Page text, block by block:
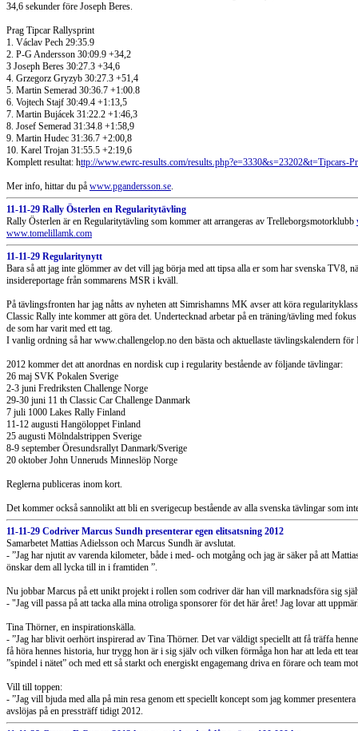
34,6 sekunder före Joseph Beres.
Prag Tipcar Rallysprint
1. Václav Pech 29:35.9
2. P-G Andersson 30:09.9 +34,2
3 Joseph Beres 30:27.3 +34,6
4. Grzegorz Gryzyb 30:27.3 +51,4
5. Martin Semerad 30:36.7 +1:00.8
6. Vojtech Stajf 30:49.4 +1:13,5
7. Martin Bujácek 31:22.2 +1:46,3
8. Josef Semerad 31:34.8 +1:58,9
9. Martin Hudec 31:36.7 +2:00,8
10. Karel Trojan 31:55.5 +2:19,6
Komplett resultat: http://www.ewrc-results.com/results.php?e=3330&s=23202&t=Tipcars-
Mer info, hittar du på www.pgandersson.se.
11-11-29 Rally Österlen en Regularitytävling
Rally Österlen är en Regularitytävling som kommer att arrangeras av Trelleborgsmotorklubb
www.tomelillamk.com
11-11-29 Regularitynytt
Bara så att jag inte glömmer av det vill jag börja med att tipsa alla er som har svenska TV8,
insidereportage från sommarens MSR i kväll.
På tävlingsfronten har jag nåtts av nyheten att Simrishamns MK avser att köra
Classic Rally inte kommer att göra det. Undertecknad arbetar på en träning/tävling med
de som har varit med ett tag.
I vanlig ordning så har www.challengelop.no den bästa och aktuellaste tävlingskalendern för
2012 kommer det att anordnas en nordisk cup i regularity bestående av följande tävlingar:
26 maj SVK Pokalen Sverige
2-3 juni Fredriksten Challenge Norge
29-30 juni 11 th Classic Car Challenge Danmark
7 juli 1000 Lakes Rally Finland
11-12 augusti Hangöloppet Finland
25 augusti Mölndalstrippen Sverige
8-9 september Öresundsrallyt Danmark/Sverige
20 oktober John Unneruds Minneslöp Norge
Reglerna publiceras inom kort.
Det kommer också sannolikt att bli en sverigecup bestående av alla svenska tävlingar som
11-11-29 Codriver Marcus Sundh presenterar egen elitsatsning 2012
Samarbetet Mattias Adielsson och Marcus Sundh är avslutat.
- ”Jag har njutit av varenda kilometer, både i med- och motgång och jag är säker på att
önskar dem all lycka till in i framtiden ”.
Nu jobbar Marcus på ett unikt projekt i rollen som codriver där han vill marknadsföra sig
- "Jag vill passa på att tacka alla mina otroliga sponsorer för det här året! Jag lovar att
Tina Thörner, en inspirationskälla.
- ”Jag har blivit oerhört inspirerad av Tina Thörner. Det var väldigt speciellt att få träffa
få höra hennes historia, hur trygg hon är i sig själv och vilken förmåga hon har att leda ett
”spindel i nätet” och med ett så starkt och energiskt engagemang driva en förare och team
Vill till toppen:
- ”Jag vill bjuda med alla på min resa genom ett speciellt koncept som jag kommer
avslöjas på en pressträff tidigt 2012.